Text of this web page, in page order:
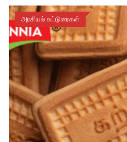
அரசியல் கட்டுரைகள்